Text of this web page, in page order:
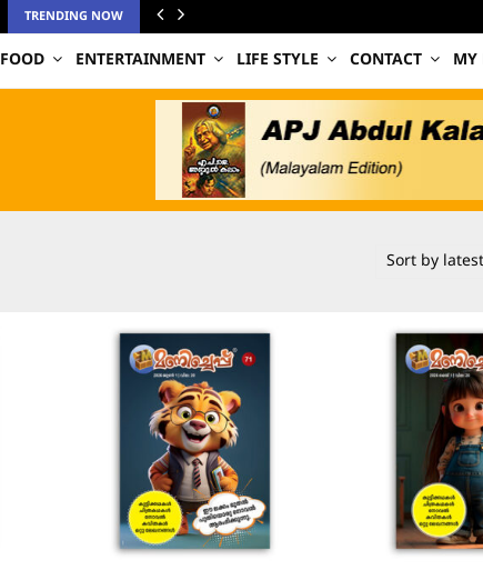
TRENDING NOW
FOOD ENTERTAINMENT LIFE STYLE CONTACT MY